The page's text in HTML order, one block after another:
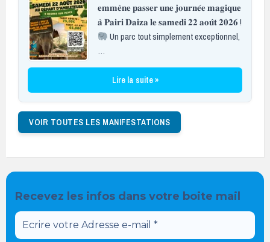
𝐞𝐦𝐦𝐞̀𝐧𝐞 𝐩𝐚𝐬𝐬𝐞𝐫 𝐮𝐧𝐞 𝐣𝐨𝐮𝐫𝐧𝐞́𝐞 𝐦𝐚𝐠𝐢𝐪𝐮𝐞
𝐚̀ 𝐏𝐚𝐢𝐫𝐢 𝐃𝐚𝐢𝐳𝐚 𝐥𝐞 𝐬𝐚𝐦𝐞𝐝𝐢 𝟐𝟐 𝐚𝐨𝐮̂𝐭 𝟐𝟎𝟐𝟔 !
Un parc tout simplement exceptionnel,
…
Lire la suite »
VOIR TOUTES LES MANIFESTATIONS
Recevez les infos dans votre boite mail